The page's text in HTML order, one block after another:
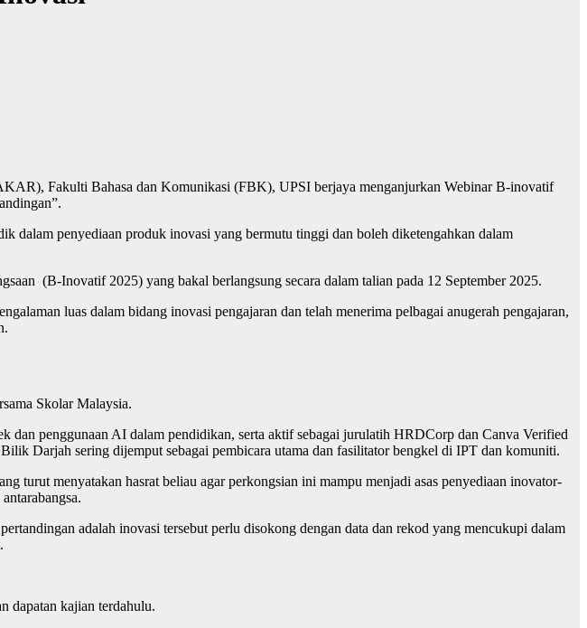
Fakulti Bahasa dan Komunikasi (FBK), UPSI berjaya menganjurkan Webinar B-inovatif
dalam penyediaan produk inovasi yang bermutu tinggi dan boleh diketengahkan dalam
(B-Inovatif 2025) yang bakal berlangsung secara dalam talian pada 12 September 2025.
luas dalam bidang inovasi pengajaran dan telah menerima pelbagai anugerah pengajaran,
Skolar Malaysia.
dan penggunaan AI dalam pendidikan, serta aktif sebagai jurulatih HRDCorp dan Canva Verified
Darjah sering dijemput sebagai pembicara utama dan fasilitator bengkel di IPT dan komuniti.
menyatakan hasrat beliau agar perkongsian ini mampu menjadi asas penyediaan inovator-
adalah inovasi tersebut perlu disokong dengan data dan rekod yang mencukupi dalam
dapatan kajian terdahulu.